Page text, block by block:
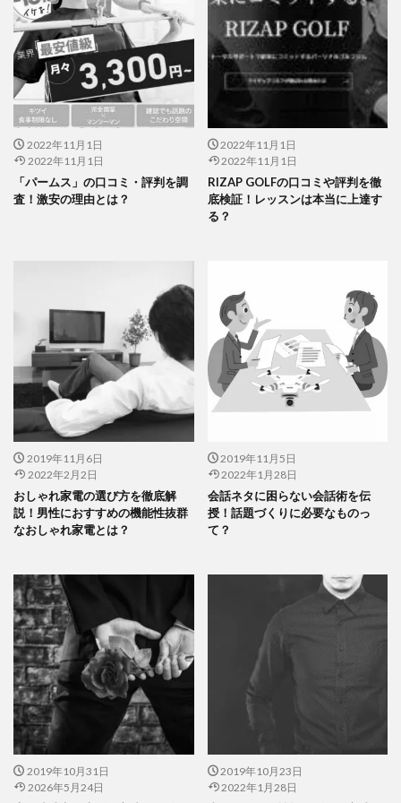
2022年11月1日
2022年11月1日
「パームス」の口コミ・評判を調
査！激安の理由とは？
2022年11月1日
2022年11月1日
RIZAP GOLFの口コミや評判を徹
底検証！レッスンは本当に上達す
る？
2019年11月6日
2022年2月2日
おしゃれ家電の選び方を徹底解
説！男性におすすめの機能性抜群
なおしゃれ家電とは？
2019年11月5日
2022年1月28日
会話ネタに困らない会話術を伝
授！話題づくりに必要なものっ
て？
2019年10月31日
2026年5月24日
2019年10月23日
2022年1月28日